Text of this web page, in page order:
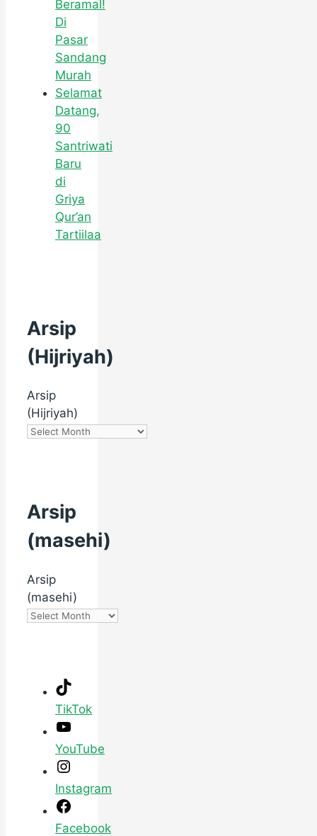
Beramal!
Di
Pasar
Sandang
Murah
Selamat
Datang,
90
Santriwati
Baru
di
Griya
Qur’an
Tartiilaa
Arsip
(Hijriyah)
Arsip
(Hijriyah)
Arsip
(masehi)
Arsip
(masehi)
TikTok
YouTube
Instagram
Facebook